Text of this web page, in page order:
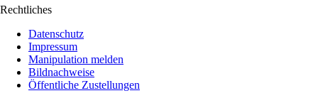
Rechtliches
Datenschutz
Impressum
Manipulation melden
Bildnachweise
Öffentliche Zustellungen